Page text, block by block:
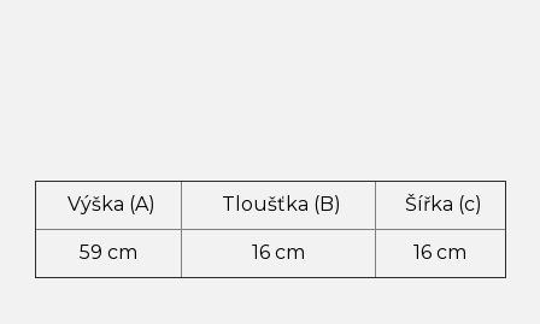
Výška (A) Tloušťka (B) Šířka (c)
59 cm 16 cm 16 cm